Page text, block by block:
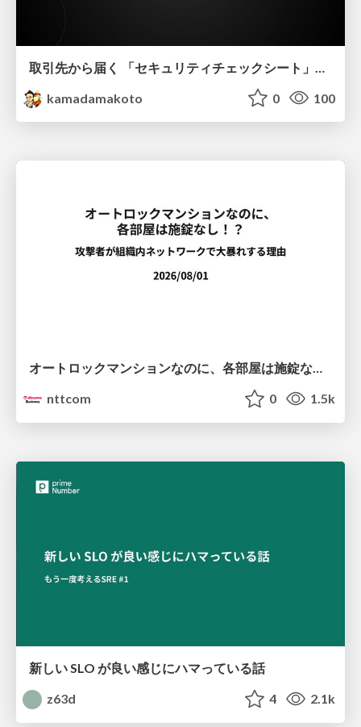
kamadamakoto
0 100
オートロックマンションなのに、各部屋は施錠なし！？ 攻撃者が組織内ネットワークで大暴れする理由 / The Front Door Is Locked, but the Rooms Are Wide Open: Why Attackers Move Freely Inside Enterprise Networks
nttcom
0 1.5k
新しい SLO が良い感じにハマっている話
z63d
4 2.1k